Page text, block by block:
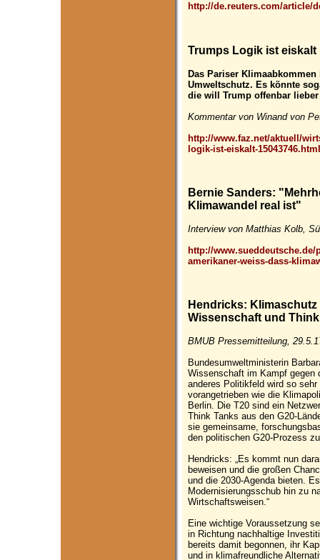
http://de.reuters.com/article/
Trumps Logik ist eiskalt
Das Pariser
Umweltschutz. Es könnte
die will Trump offenbar
Kommentar von Winand von
http://www.faz.net/aktuell/
logik-ist-eiskalt-15043746.html
Bernie Sanders:
Klimawandel real ist"
Interview von Matthias Kolb,
http://
amerikaner-weiss-dass-
Hendricks:
Wissenschaft und
BMUB Pressemitteilung,
Bundesumweltministerin
Wissenschaft im Kampf gegen
anderes Politikfeld wird so
vorangetrieben wie die
Berlin. Die T20 sind ein
Think Tanks aus den G20-
sie gemeinsame,
den politischen G20-Prozess
Hendricks: „Es kommt nun
beweisen und die großen
und die 2030-Agenda bieten.
Modernisierungsschub hin zu
Wirtschaftsweisen.“
Eine wichtige Voraussetzung
in Richtung nachhaltige
bereits damit begonnen, ihr
und in klimafreundliche